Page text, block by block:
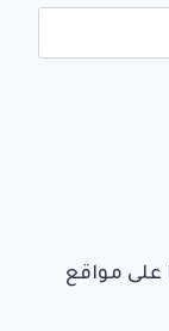
على مواقع